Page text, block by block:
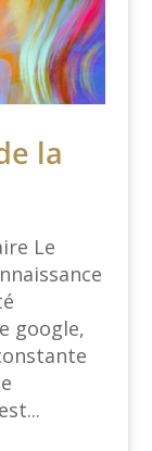
la
Le
google,